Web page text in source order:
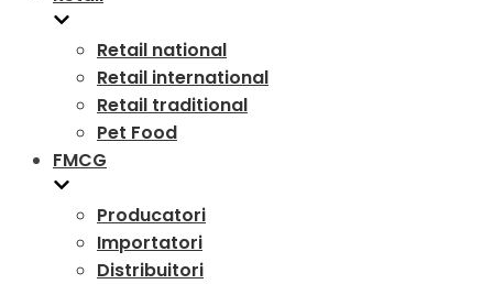
Retail national
Retail international
Retail traditional
Pet Food
FMCG
Producatori
Importatori
Distribuitori